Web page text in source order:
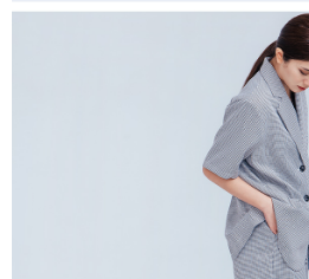
每筆NT$85，滿NT$859(含以上)免運費